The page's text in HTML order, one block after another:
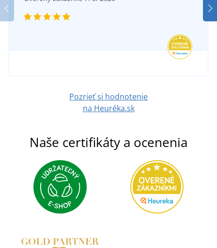
Pozrieť si hodnotenie
na Heuréka.sk
Naše certifikáty a ocenenia